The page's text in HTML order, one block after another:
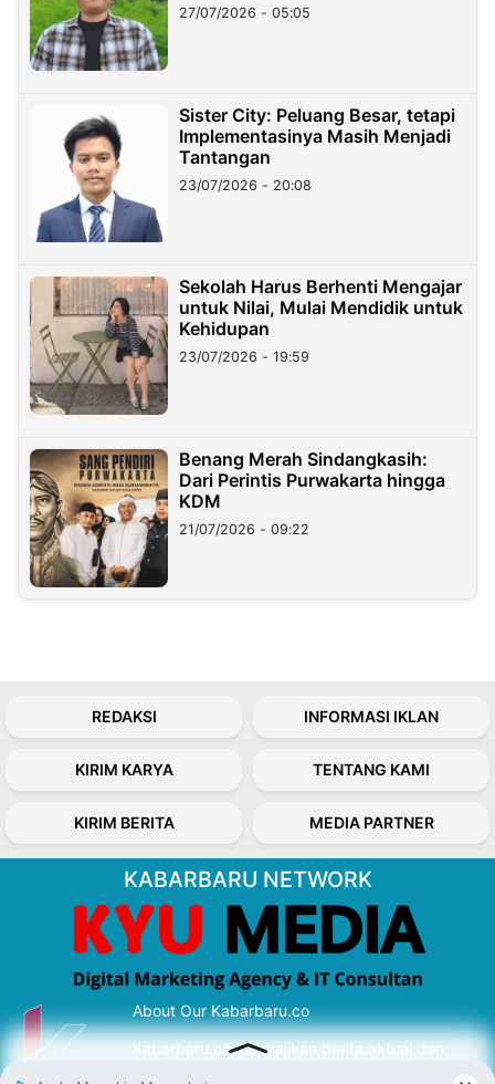
27/07/2026 - 05:05
Sister City: Peluang Besar, tetapi
Implementasinya Masih Menjadi
Tantangan
23/07/2026 - 20:08
Sekolah Harus Berhenti Mengajar
untuk Nilai, Mulai Mendidik untuk
Kehidupan
23/07/2026 - 19:59
Benang Merah Sindangkasih:
Dari Perintis Purwakarta hingga
KDM
21/07/2026 - 09:22
REDAKSI INFORMASI IKLAN
KIRIM KARYA TENTANG KAMI
KIRIM BERITA MEDIA PARTNER
KABARBARU NETWORK
About Our Kabarbaru.co
Kabarbaru.co menyajikan berita aktual dan